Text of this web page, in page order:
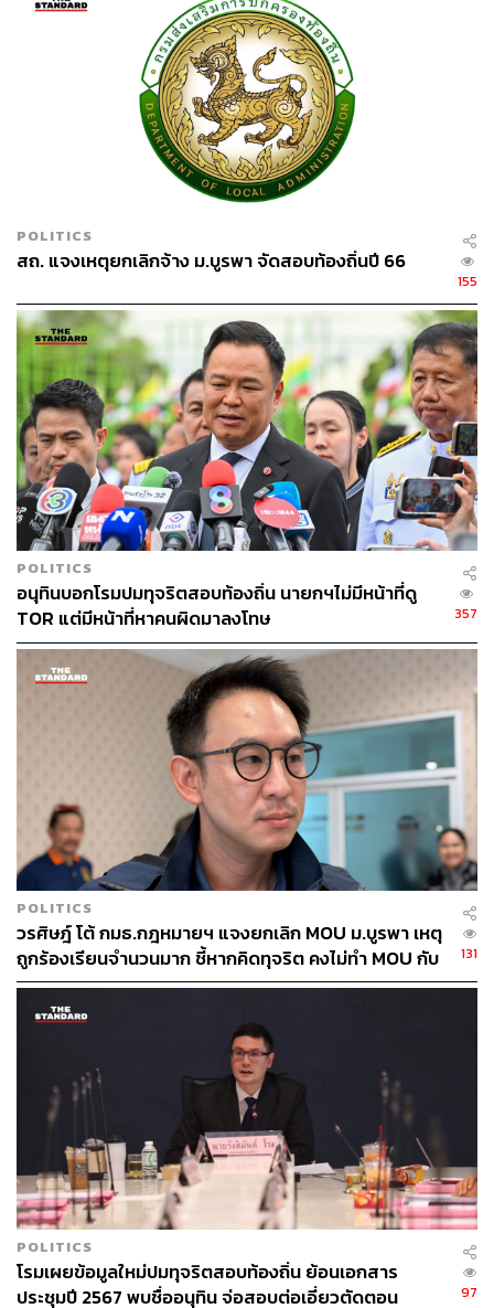
หลังจากนั้นกรมราชทัณฑ์ได้แถลงใหญ่โต ว่าทักษิณตรวจพบ
4 โรค คือหัวใจขาดเลือด, ปอดผิดปกติ, ความดันสูง และ
กระดูกสันหลังเสื่อม จัดอยู่ในกลุ่มเปราะบาง จากการแถลง
ตรงนี้ส่อพิรุธ เพราะจากที่แพทองธารให้สัมภาษณ์ ทำไมมา
ถึงได้สวนทางกันขนาดนี้ ทั้งที่ห่างกันแค่เพียง 2 วัน
รังสิมันต์ชี้ว่า กรณีนี้ไม่ต่างอะไรกับนักโทษแหกคุก และดีลนี้
พระราชทานอภัยโทษเฉพาะแต่รายคน ซึ่งตามระเบียบแล้ว
คนที่สามารถขออภัยโทษได้คือตัวนักโทษเองและคนใน
ครอบครัว แต่แพทองธารได้กระทำการอกตัญญู โดยการ
ปล่อยให้บิดาของตัวเองช่วยเหลือตัวเองในการร้องขอ
อภัยโทษ
ในหมายข่าวของกรมราชทัณฑ์ วันที่ 11 มกราคม 2567 แจ้ง
ว่าผู้ป่วยต้องได้รับการรักษาให้พ้นจากสภาวะ “อันตรายแก่
ชีวิต” แต่ก็ไม่ได้มีรายละเอียดที่เป็นรูปธรรม แต่ในช่วงเวลา
นั้น นายกรัฐมนตรีที่เป็นลูกสาวกลับเดินทางไปเที่ยวต่าง
ประเทศด้วยความสบายใจถึง 2 ครั้ง ต่างจากเมื่อครั้งก่อนที่
นายใหญ่จะเดินทางกลับประเทศไทย ที่นายกรัฐมนตรีเดินทาง
ไปเยี่ยมแทบทุกเดือน
“ท่านนายกรัฐมนตรีจะทราบไหมว่าการที่ท่านไม่ได้ไปเยี่ยม
บิดา ทำให้พ่อของท่านเหงา เหงาจนถึงขนาดที่นำไปสู่การ
ละเมิดกฎหมาย นั่นคือให้บุคคลภายนอกรายชื่อเข้าเยี่ยมบิดา
ของท่าน”
บุคคลภายนอกเข้าเยี่ยมได้
รังสิมันต์ระบุว่า ทั้ง พล.ต.อ. สุรเชชษฐ์ หักพาล อดีตรองผู้
บัญชาการตำรวจแห่งชาติ และ พล.ต.อ. เสรีพิศุทธ์ เตมียเวส
หัวหน้าพรรคเสรีรวมไทย ได้ขึ้นไปพบนายใหญ่ถึงชั้น 14 มี
การบรรยายสภาพภายในห้องรักษาตัว รวมถึงเปิดเผยว่ามี
การพูดคุยกันเป็นเวลานาน
ป่วยใกล้ถึงแก่ชีวิต แต่ใช้มือถือเล่นทวิตเตอร์ได้
รังสิมันต์ยังได้เปิดเผยเอกสารหลักฐานชิ้นหนึ่ง คือหนังสือ
บันทึกการแจ้งข้อกล่าวหา โดยกองบังคับการตำรวจสืบสวน
สอบสวนอาชญากรรมทางเทคโนโลยี 1 ที่ได้แจ้งข้อกล่าวหา
แก่ประชาชนคนหนึ่งในจังหวัดกระบี่ ระบุในเอกสารว่า
“ก่อนเกิดเหตุ ขณะที่ ทักษิณ ชินวัตร พักรักษาตัวอยู่ที่โรง
พยาบาลตำรวจ แขวงปทุมวัน เขตปทุมวัน กรุงเทพฯ ที่เกิดเหตุ
ได้พบเห็นผู้ใช้ บัญชีทวิตเตอร์ SecretNewsAgency
(@SNews Agency) โพสต์ภาพ ทักษิณ และหลายภาพ ซึ่ง
POLITICS
สถ. แจงเหตุยกเลิกจ้าง ม.บูรพา จัดสอบท้องถิ่นปี 66
155
POLITICS
อนุทินบอกโรมปมทุจริตสอบท้องถิ่น นายกฯไม่มีหน้าที่ดู
TOR แต่มีหน้าที่หาคนผิดมาลงโทษ
357
POLITICS
วรศิษฎ์ โต้ กมธ.กฎหมายฯ แจงยกเลิก MOU ม.บูรพา เหตุ
ถูกร้องเรียนจำนวนมาก ชี้หากคิดทุจริต คงไม่ทำ MOU กับ
5 หน่วยงาน
131
POLITICS
โรมเผยข้อมูลใหม่ปมทุจริตสอบท้องถิ่น ย้อนเอกสาร
ประชุมปี 2567 พบชื่ออนุทิน จ่อสอบต่อเอี่ยวตัดตอน
97